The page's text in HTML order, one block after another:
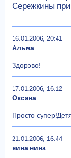
Сережкины
16.01.2006, 20:41
Альма
Здорово!
17.01.2006, 16:12
Оксана
Просто
21.01.2006, 16:44
нина нина